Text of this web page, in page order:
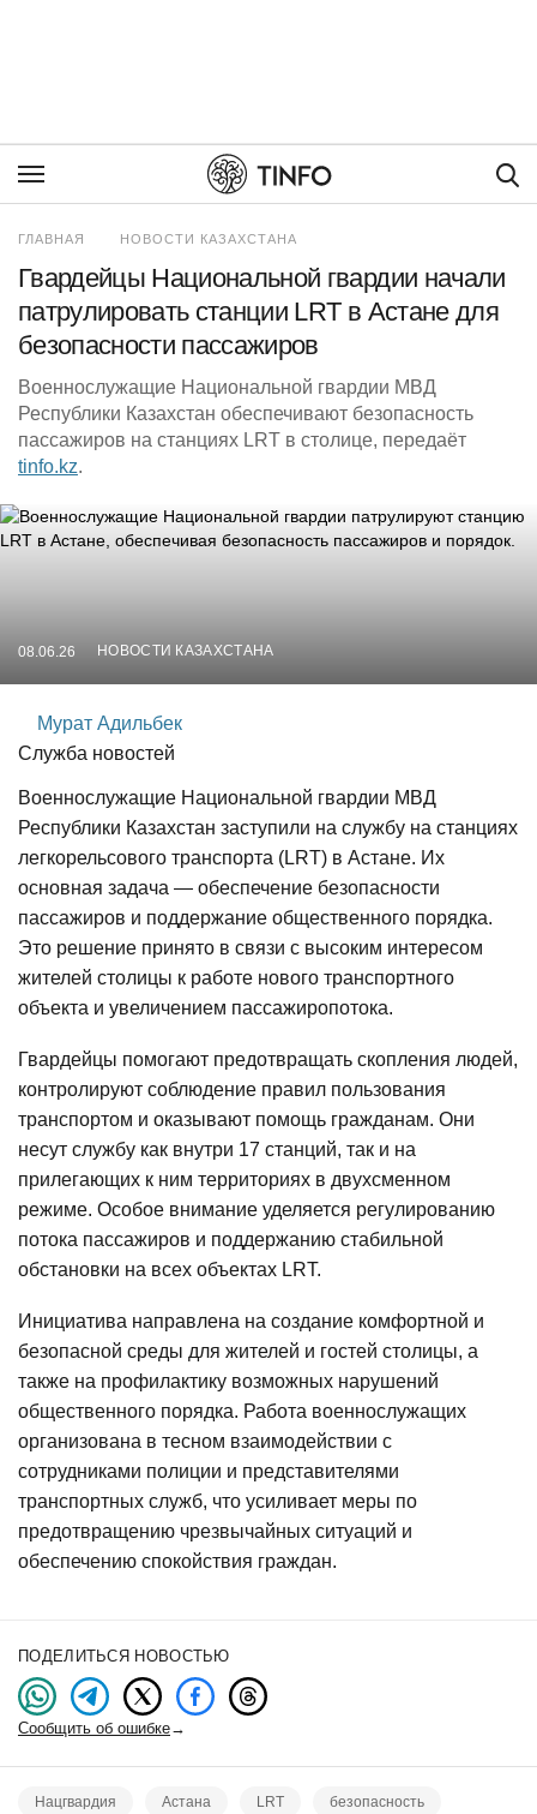
ГЛАВНАЯ НОВОСТИ КАЗАХСТАНА
Гвардейцы Национальной гвардии начали
патрулировать станции LRT в Астане для
безопасности пассажиров
Военнослужащие Национальной гвардии МВД
Республики Казахстан обеспечивают безопасность
пассажиров на станциях LRT в столице, передаёт
tinfo.kz.
08.06.26 НОВОСТИ КАЗАХСТАНА
Мурат Адильбек
Служба новостей
Военнослужащие Национальной гвардии МВД
Республики Казахстан заступили на службу на станциях
легкорельсового транспорта (LRT) в Астане. Их
основная задача — обеспечение безопасности
пассажиров и поддержание общественного порядка.
Это решение принято в связи с высоким интересом
жителей столицы к работе нового транспортного
объекта и увеличением пассажиропотока.
Гвардейцы помогают предотвращать скопления людей,
контролируют соблюдение правил пользования
транспортом и оказывают помощь гражданам. Они
несут службу как внутри 17 станций, так и на
прилегающих к ним территориях в двухсменном
режиме. Особое внимание уделяется регулированию
потока пассажиров и поддержанию стабильной
обстановки на всех объектах LRT.
Инициатива направлена на создание комфортной и
безопасной среды для жителей и гостей столицы, а
также на профилактику возможных нарушений
общественного порядка. Работа военнослужащих
организована в тесном взаимодействии с
сотрудниками полиции и представителями
транспортных служб, что усиливает меры по
предотвращению чрезвычайных ситуаций и
обеспечению спокойствия граждан.
ПОДЕЛИТЬСЯ НОВОСТЬЮ
Сообщить об ошибке→
Нацгвардия Астана LRT безопасность